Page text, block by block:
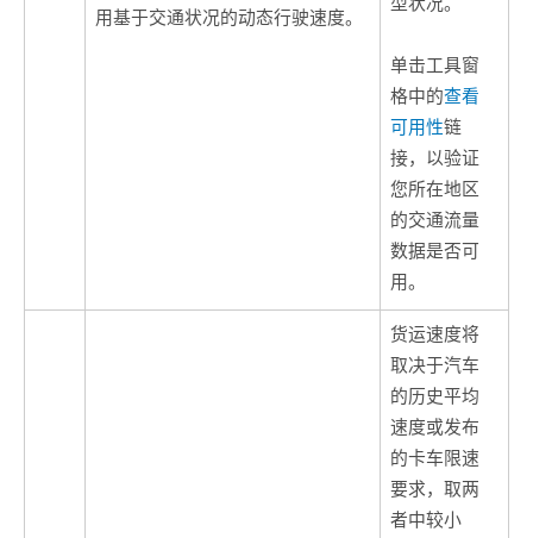
用基于交通状况的动态行驶速度。
单击工具窗
格中的查看
可用性链
接，以验证
您所在地区
的交通流量
数据是否可
用。
货运速度将
取决于汽车
的历史平均
速度或发布
的卡车限速
要求，取两
者中较小